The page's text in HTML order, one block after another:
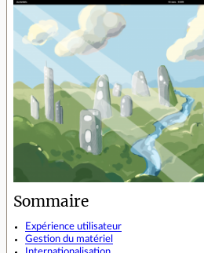
Sommaire
Expérience utilisateur
Gestion du matériel